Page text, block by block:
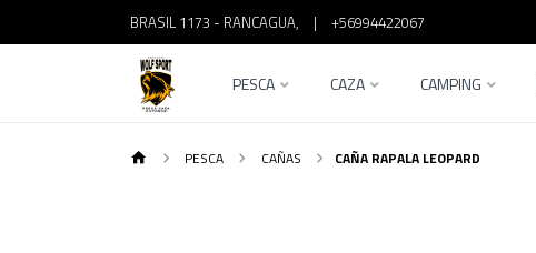
BRASIL 1173 - RANCAGUA, | +56994422067
PESCA CAZA CAMPING
PESCA CAÑAS CAÑA RAPALA LEOPARD